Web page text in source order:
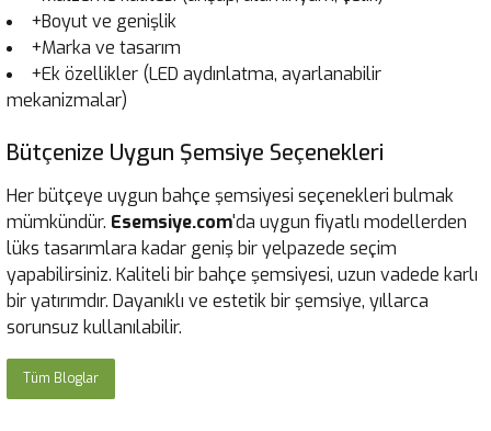
+Boyut ve genişlik
+Marka ve tasarım
+Ek özellikler (LED aydınlatma, ayarlanabilir
mekanizmalar)
Bütçenize Uygun Şemsiye Seçenekleri
Her bütçeye uygun bahçe şemsiyesi seçenekleri bulmak
mümkündür. Esemsiye.com'da uygun fiyatlı modellerden
lüks tasarımlara kadar geniş bir yelpazede seçim
yapabilirsiniz. Kaliteli bir bahçe şemsiyesi, uzun vadede karlı
bir yatırımdır. Dayanıklı ve estetik bir şemsiye, yıllarca
sorunsuz kullanılabilir.
Tüm Bloglar